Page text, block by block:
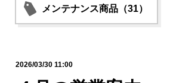
メンテナンス商品（31）
2026/03/30 11:00